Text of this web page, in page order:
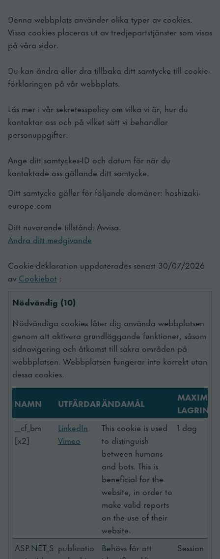
Denna webbplats använder olika typer av cookies.
Vissa cookies placeras ut av tredjepartstjänster som visas
på våra sidor.
Du kan ändra eller dra tillbaka ditt samtycke till cookie-
förklaringen på vår webbplats.
Läs mer i vår sekretesspolicy om vilka vi är, hur du
kontaktar oss och på vilket sätt vi behandlar
personuppgifter.
Ange ditt samtyckes-ID och datum för när du
kontaktade oss gällande ditt samtycke.
Ditt samtycke gäller för följande domäner: hoshizaki-
europe.com
Ditt nuvarande tillstånd: Avvisa.
Ändra ditt medgivande
Cookie-deklaration uppdaterades senast 30/07/2026
av Cookiebot :
Nödvändig (10)
Nödvändiga cookies låter dig använda webbplatsen
genom att aktivera grundläggande funktioner, såsom
sidnavigering och åtkomst till säkra områden på
webbplatsen. Webbplatsen fungerar inte korrekt utan
dessa cookies.
NAMN UTFÄRDAREÄNDAMÅL
MAXIMAL
__cf_bm
[x2]
LinkedIn
Vimeo
This cookie is used
to distinguish
between humans
and bots. This is
beneficial for the
website, in order to
make valid reports
on the use of their
website.
1 dag
ASP.NET_S publicatio
Behövs för att
Session